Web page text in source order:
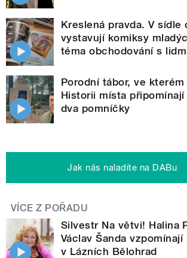
Kreslená pravda. V sídle
vystavují komiksy
téma obchodování s
Porodní tábor, ve
Historii místa
dva pomníčky
Jak nás naladíte na DABu
VÍCE Z POŘADU
Silvestr Na větvi! Halina
Václav Šanda
v Lázních Bělohrad